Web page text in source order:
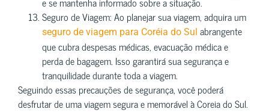
Seguro de Viagem: Ao planejar sua viagem, adquira um
seguro de viagem para Coréia do Sul abrangente
que cubra despesas médicas, evacuação médica e
perda de bagagem. Isso garantirá sua segurança e
tranquilidade durante toda a viagem.
Seguindo essas precauções de segurança, você poderá
desfrutar de uma viagem segura e memorável à Coreia do Sul.